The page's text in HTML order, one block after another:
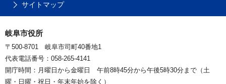
サイトマップ
岐阜市役所
〒500-8701 岐阜市司町40番地1
代表電話番号：058-265-4141
開庁時間：月曜日から金曜日 午前8時45分から午後5時30分まで（土
曜・日曜・祝日・年末年始を除く）